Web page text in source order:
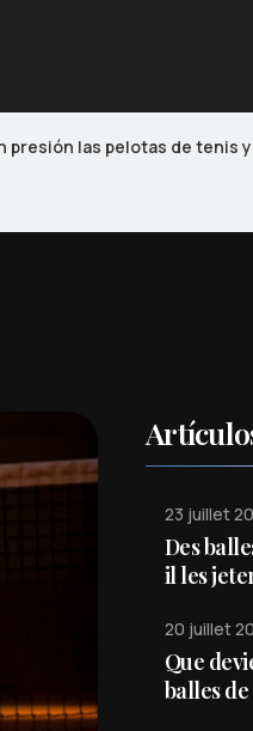
presión las pelotas de tenis
Des
il les
23 juillet
Que
balles
20 juillet